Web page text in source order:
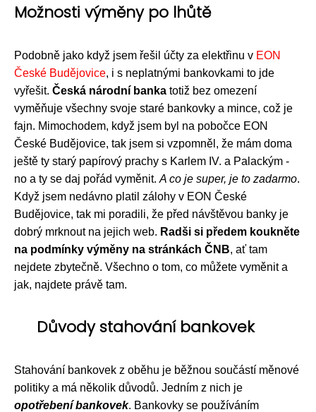
Možnosti výměny po lhůtě
Podobně jako když jsem řešil účty za elektřinu v EON
České Budějovice, i s neplatnými bankovkami to jde
vyřešit. Česká národní banka totiž bez omezení
vyměňuje všechny svoje staré bankovky a mince, což je
fajn. Mimochodem, když jsem byl na pobočce EON
České Budějovice, tak jsem si vzpomněl, že mám doma
ještě ty starý papírový prachy s Karlem IV. a Palackým -
no a ty se daj pořád vyměnit. A co je super, je to zadarmo.
Když jsem nedávno platil zálohy v EON České
Budějovice, tak mi poradili, že před návštěvou banky je
dobrý mrknout na jejich web. Radši si předem koukněte
na podmínky výměny na stránkách ČNB, ať tam
nejdete zbytečně. Všechno o tom, co můžete vyměnit a
jak, najdete právě tam.
Důvody stahování bankovek
Stahování bankovek z oběhu je běžnou součástí měnové
politiky a má několik důvodů. Jedním z nich je
opotřebení bankovek. Bankovky se používáním